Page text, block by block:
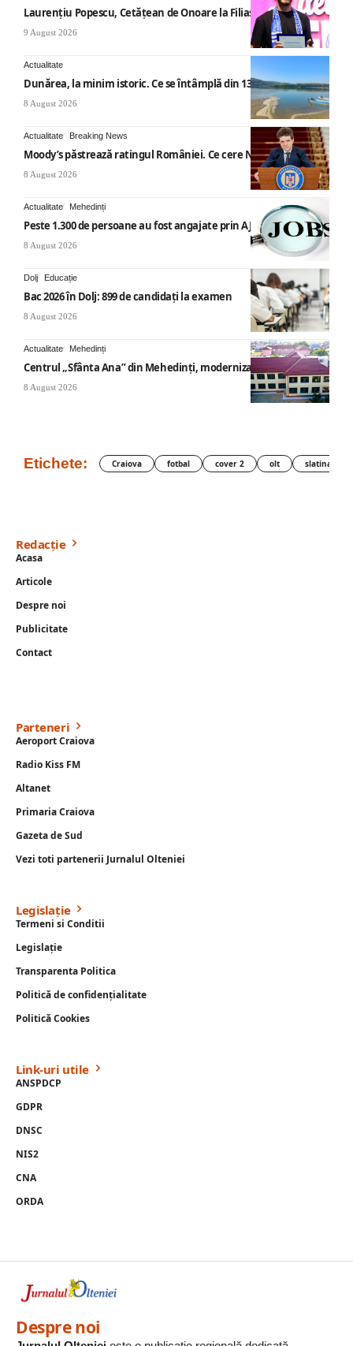
Laurențiu Popescu, Cetățean de Onoare la Filiași
9 August 2026
Actualitate
Dunărea, la minim istoric. Ce se întâmplă din 13 august
8 August 2026
Actualitate Breaking News
Moody’s păstrează ratingul României. Ce cere Nicușor Dan
8 August 2026
Actualitate Mehedinți
Peste 1.300 de persoane au fost angajate prin AJOFM Mehedinți
8 August 2026
Dolj Educație
Bac 2026 în Dolj: 899 de candidați la examen
8 August 2026
Actualitate Mehedinți
Centrul „Sfânta Ana” din Mehedinți, modernizat
8 August 2026
Etichete: Craiova fotbal cover 2 olt slatina
Redacție
Acasa
Articole
Despre noi
Publicitate
Contact
Parteneri
Aeroport Craiova
Radio Kiss FM
Altanet
Primaria Craiova
Gazeta de Sud
Vezi toti partenerii Jurnalul Olteniei
Legislație
Termeni si Conditii
Legislație
Transparenta Politica
Politică de confidențialitate
Politică Cookies
Link-uri utile
ANSPDCP
GDPR
DNSC
NIS2
CNA
ORDA
Despre noi